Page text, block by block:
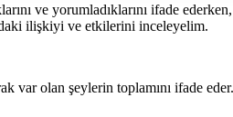
ve yorumladıklarını ifade
ilişkiyi ve etkilerini inceleyelim.
var olan şeylerin toplamını ifade